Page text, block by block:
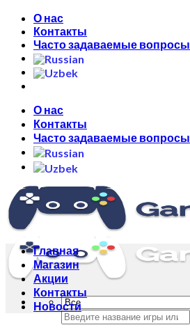
Skip
content
О нас
Контакты
Часто задаваемые вопросы
О нас
Контакты
Часто задаваемые вопросы
Искать:
Главная
Магазин
Акции
Контакты
Новости